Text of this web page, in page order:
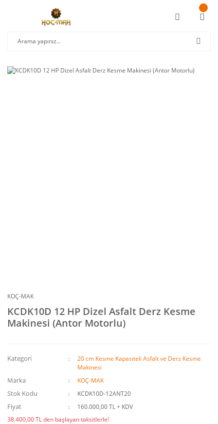
KOÇ-MAK
KCDK10D 12 HP Dizel Asfalt Derz Kesme
Makinesi (Antor Motorlu)
Kategori
20 cm Kesme Kapasiteli Asfalt ve Derz Kesme
Makinesi
Marka KOÇ-MAK
Stok Kodu KCDK10D-12ANT20
Fiyat
160.000,00 TL + KDV
38.400,00 TL den başlayan taksitlerle!